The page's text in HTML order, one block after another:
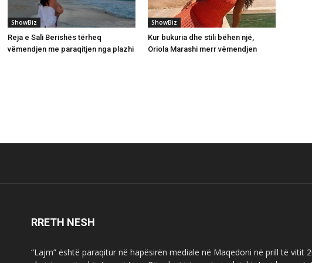
ShowBiz
Reja e Sali Berishës tërheq
vëmendjen me paraqitjen nga plazhi
ShowBiz
Kur bukuria dhe stili bëhen një,
Oriola Marashi merr vëmendjen
RRETH NESH
“Lajm” është paraqitur në hapësirën mediale në Maqedoni në prill të